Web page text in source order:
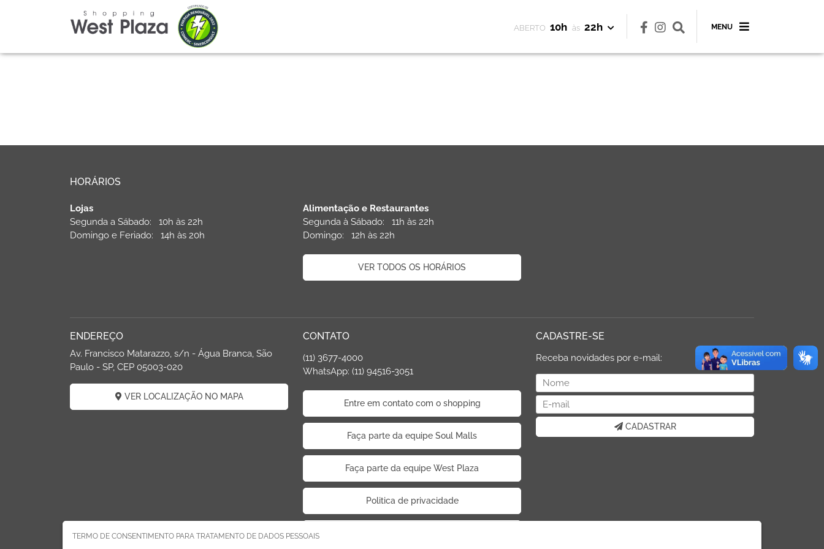
ABERTO 10h às 22h MENU
TERMO DE CONSENTIMENTO PARA TRATAMENTO DE DADOS PESSOAIS
HORÁRIOS
Lojas
Segunda a Sábado: 10h às 22h
Domingo e Feriado: 14h às 20h
Alimentação e Restaurantes
Segunda à Sábado: 11h às 22h
Domingo: 12h às 22h
VER TODOS OS HORÁRIOS
ENDEREÇO
Av. Francisco Matarazzo, s/n - Água Branca, São
Paulo - SP, CEP 05003-020
VER LOCALIZAÇÃO NO MAPA
CONTATO
(11) 3677-4000
WhatsApp: (11) 94516-3051
Entre em contato com o shopping
Faça parte da equipe Soul Malls
Faça parte da equipe West Plaza
Politica de privacidade
CADASTRE-SE
Receba novidades por e-mail:
CADASTRAR